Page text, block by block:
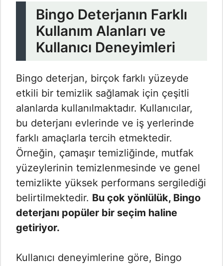
Bingo Deterjanın Farklı
Kullanım Alanları ve
Kullanıcı Deneyimleri
Bingo deterjan, birçok farklı yüzeyde
etkili bir temizlik sağlamak için çeşitli
alanlarda kullanılmaktadır. Kullanıcılar,
bu deterjanı evlerinde ve iş yerlerinde
farklı amaçlarla tercih etmektedir.
Örneğin, çamaşır temizliğinde, mutfak
yüzeylerinin temizlenmesinde ve genel
temizlikte yüksek performans sergilediği
belirtilmektedir. Bu çok yönlülük, Bingo
deterjanı popüler bir seçim haline
getiriyor.
Kullanıcı deneyimlerine göre, Bingo